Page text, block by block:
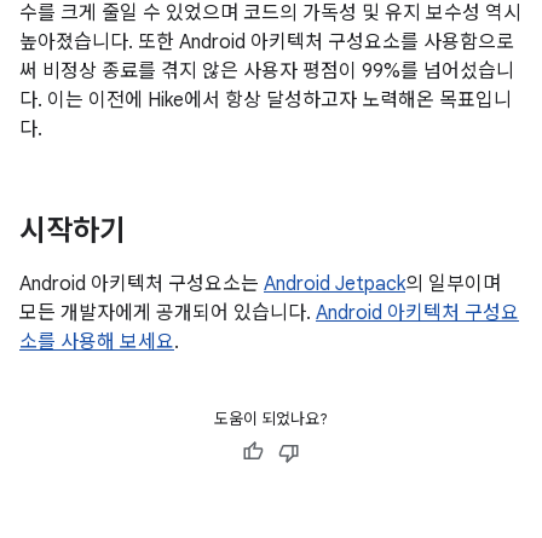
수를 크게 줄일 수 있었으며 코드의 가독성 및 유지 보수성 역시
높아졌습니다. 또한 Android 아키텍처 구성요소를 사용함으로
써 비정상 종료를 겪지 않은 사용자 평점이 99%를 넘어섰습니
다. 이는 이전에 Hike에서 항상 달성하고자 노력해온 목표입니
다.
시작하기
Android 아키텍처 구성요소는 Android Jetpack의 일부이며
모든 개발자에게 공개되어 있습니다. Android 아키텍처 구성요
소를 사용해 보세요.
도움이 되었나요?